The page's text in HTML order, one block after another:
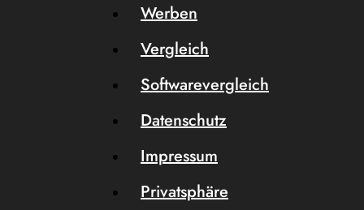
Werben
Vergleich
Softwarevergleich
Datenschutz
Impressum
Privatsphäre